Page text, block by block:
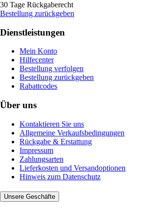
30 Tage Rückgaberecht
Bestellung zurückgeben
Dienstleistungen
Mein Konto
Hilfecenter
Bestellung verfolgen
Bestellung zurückgeben
Rabattcodes
Über uns
Kontaktieren Sie uns
Allgemeine Verkaufsbedingungen
Rückgabe & Erstattung
Impressum
Zahlungsarten
Lieferkosten und Versandoptionen
Hinweis zum Datenschutz
Unsere Geschäfte